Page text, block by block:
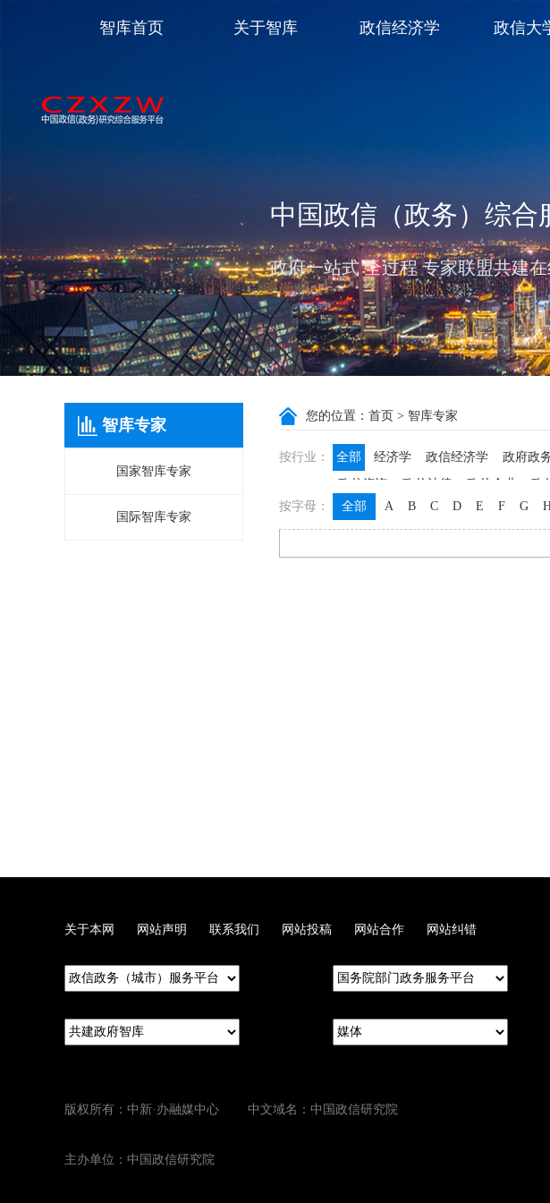
中国政信（政务）综合
政府一站式 全过程 专家联盟共建
智库首页 关于智库 政信经济学 政信大
智库专家
国家智库专家
国际智库专家
您的位置： 首页 > 智库专家
按行业： 全部 经济学 政信经济学 政府政
政信咨询
政信法律 政信企业 政
按字母：
全部 A B C D E F G
关于本网 网站声明 联系我们 网站投稿 网站合作 网站纠错
版权所有：中新·办融媒中心 中文域名：中国政信研究院
主办单位：中国政信研究院